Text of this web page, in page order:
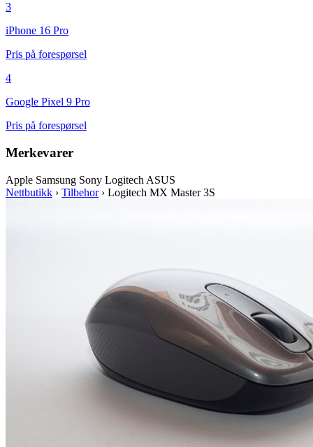
3
iPhone 16 Pro
Pris på forespørsel
4
Google Pixel 9 Pro
Pris på forespørsel
Merkevarer
Apple Samsung Sony Logitech ASUS
Nettbutikk › Tilbehor › Logitech MX Master 3S